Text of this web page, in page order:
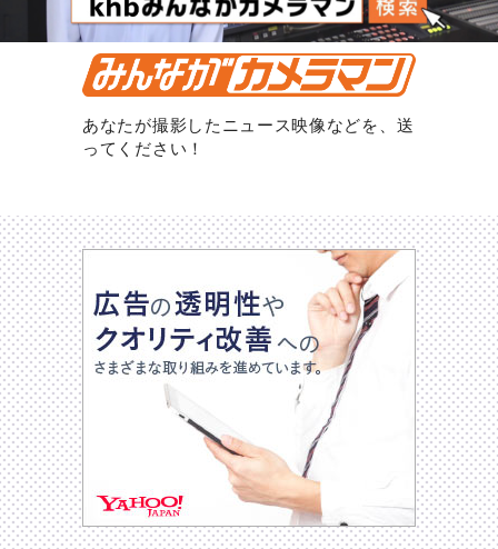
あなたが撮影したニュース映像などを、送
ってください！